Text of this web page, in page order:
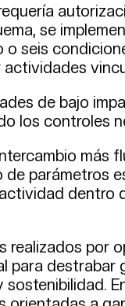
se
seis
de bajo
los controles
parámetros
dentro
realizados por
para destrabar
sostenibilidad.